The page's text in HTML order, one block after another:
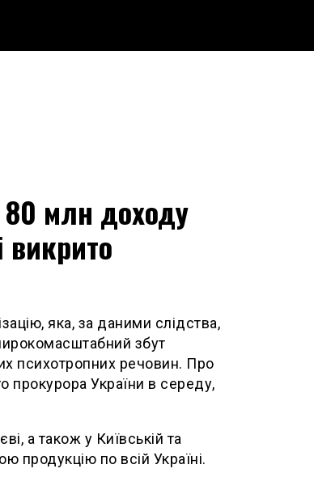
80 млн доходу
викрито
яка, за даними слідства,
збут
психотропних речовин. Про
прокурора України в середу,
а також у Київській та
продукцію по всій Україні.